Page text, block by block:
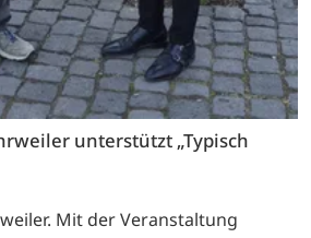
unterstützt „Typisch
Mit der Veranstaltung